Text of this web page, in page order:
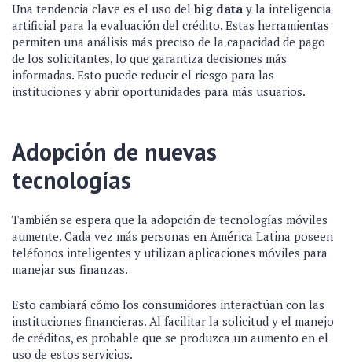
Una tendencia clave es el uso del big data y la inteligencia
artificial para la evaluación del crédito. Estas herramientas
permiten una análisis más preciso de la capacidad de pago
de los solicitantes, lo que garantiza decisiones más
informadas. Esto puede reducir el riesgo para las
instituciones y abrir oportunidades para más usuarios.
Adopción de nuevas
tecnologías
También se espera que la adopción de tecnologías móviles
aumente. Cada vez más personas en América Latina poseen
teléfonos inteligentes y utilizan aplicaciones móviles para
manejar sus finanzas.
Esto cambiará cómo los consumidores interactúan con las
instituciones financieras. Al facilitar la solicitud y el manejo
de créditos, es probable que se produzca un aumento en el
uso de estos servicios.